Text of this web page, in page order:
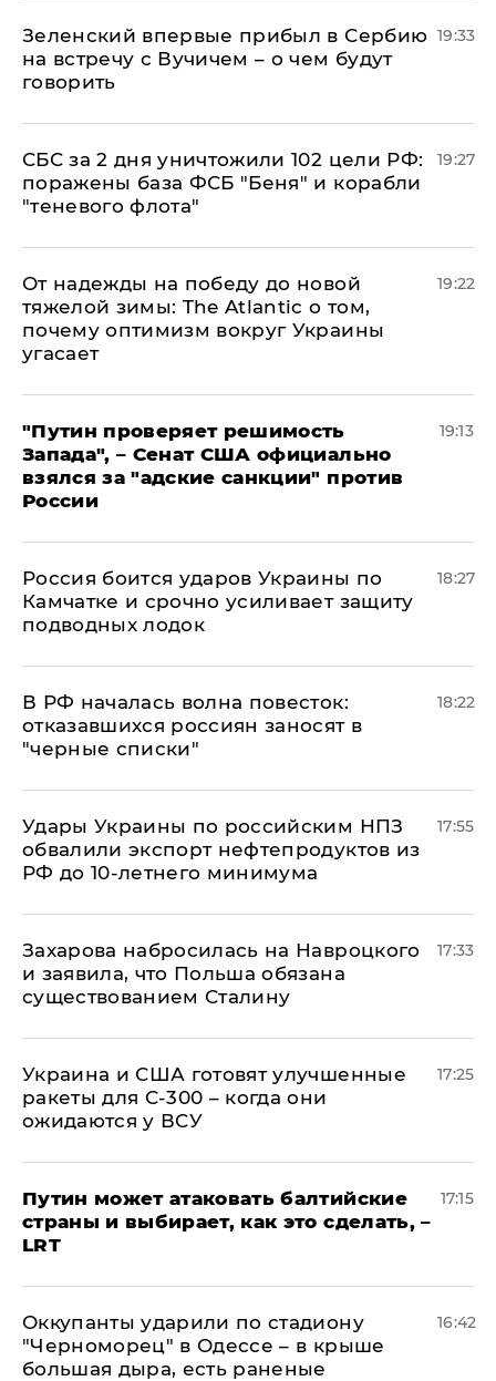
Зеленский впервые прибыл в Сербию
на встречу с Вучичем – о чем будут
говорить
19:33
СБС за 2 дня уничтожили 102 цели РФ:
поражены база ФСБ "Беня" и корабли
"теневого флота"
19:27
От надежды на победу до новой
тяжелой зимы: The Atlantic о том,
почему оптимизм вокруг Украины
угасает
19:22
"Путин проверяет решимость
Запада", – Сенат США официально
взялся за "адские санкции" против
России
19:13
Россия боится ударов Украины по
Камчатке и срочно усиливает защиту
подводных лодок
18:27
​В РФ началась волна повесток:
отказавшихся россиян заносят в
"черные списки"
18:22
Удары Украины по российским НПЗ
обвалили экспорт нефтепродуктов из
РФ до 10-летнего минимума
17:55
​Захарова набросилась на Навроцкого
и заявила, что Польша обязана
существованием Сталину
17:33
Украина и США готовят улучшенные
ракеты для С-300 – когда они
ожидаются у ВСУ
17:25
Путин может атаковать балтийские
страны и выбирает, как это сделать, –
LRT
17:15
Оккупанты ударили по стадиону
"Черноморец" в Одессе – в крыше
большая дыра, есть раненые
16:42